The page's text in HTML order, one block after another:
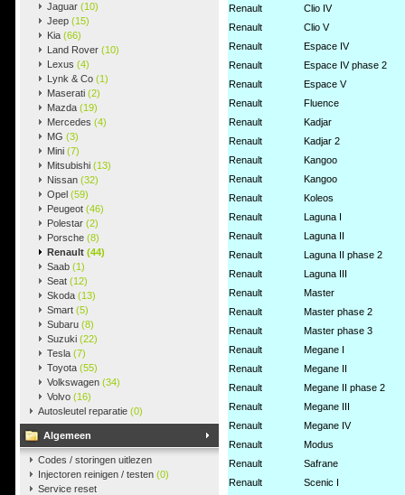
Jaguar (10)
Jeep (15)
Kia (66)
Land Rover (10)
Lexus (4)
Lynk & Co (1)
Maserati (2)
Mazda (19)
Mercedes (4)
MG (3)
Mini (7)
Mitsubishi (13)
Nissan (32)
Opel (59)
Peugeot (46)
Polestar (2)
Porsche (8)
Renault (44)
Saab (1)
Seat (12)
Skoda (13)
Smart (5)
Subaru (8)
Suzuki (22)
Tesla (7)
Toyota (55)
Volkswagen (34)
Volvo (16)
Autosleutel reparatie (0)
Algemeen
Codes / storingen uitlezen
Injectoren reinigen / testen (0)
Service reset
Renault
Clio IV
Renault
Clio V
Renault
Espace IV
Renault
Espace IV phase 2
Renault
Espace V
Renault
Fluence
Renault
Kadjar
Renault
Kadjar 2
Renault
Kangoo
Renault
Kangoo
Renault
Koleos
Renault
Laguna I
Renault
Laguna II
Renault
Laguna II phase 2
Renault
Laguna III
Renault
Master
Renault
Master phase 2
Renault
Master phase 3
Renault
Megane I
Renault
Megane II
Renault
Megane II phase 2
Renault
Megane III
Renault
Megane IV
Renault
Modus
Renault
Safrane
Renault
Scenic I